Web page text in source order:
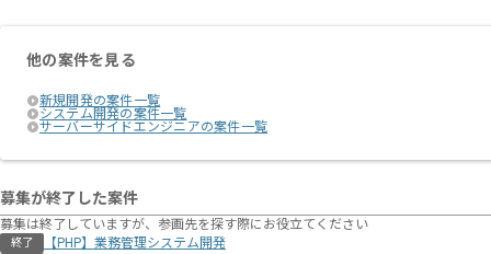
他の案件を見る
新規開発の案件一覧
システム開発の案件一覧
サーバーサイドエンジニアの案件一覧
募集が終了した案件
募集は終了していますが、参画先を探す際にお役立てください
終了 【PHP】業務管理システム開発